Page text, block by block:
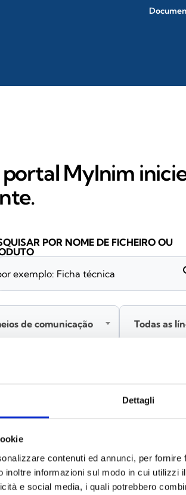
Dettagli
contenuti ed annunci, per
inoltre informazioni sul modo in cui
e social media, i quali potrebbero
MyInim
POR NOME DE FICHEIRO OU
de comunicação Todas as